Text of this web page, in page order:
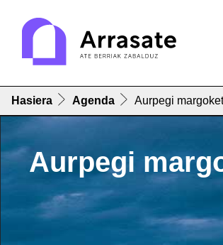
Hasiera Agenda Aurpegi
Aurpegi